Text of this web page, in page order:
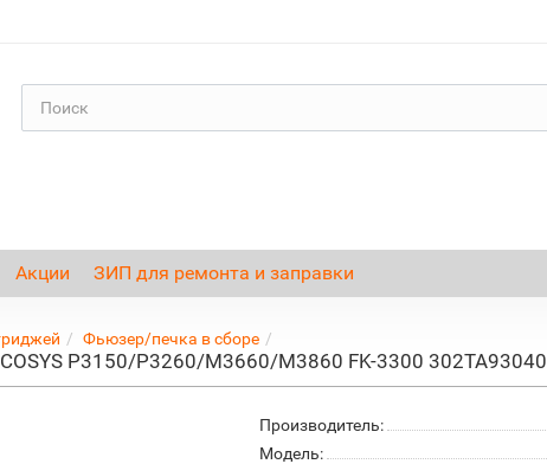
Акции ЗИП для ремонта и заправки
Фьюзер/печка в сборе
P3150/P3260/M3660/M3860 FK-3300 302TA93040
Производитель:
Модель: